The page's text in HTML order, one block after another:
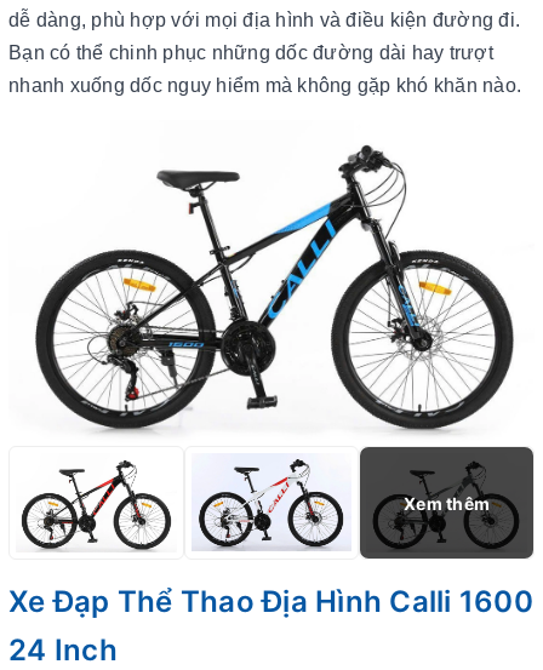
dễ dàng, phù hợp với mọi địa hình và điều kiện đường đi.
Bạn có thể chinh phục những dốc đường dài hay trượt
nhanh xuống dốc nguy hiểm mà không gặp khó khăn nào.
Xe Đạp Thể Thao Địa Hình Calli 1600
24 Inch